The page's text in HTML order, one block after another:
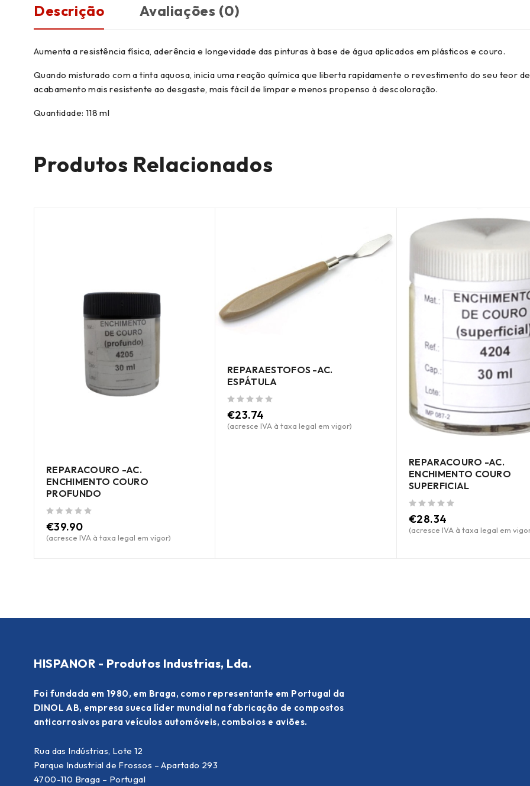
Descrição Avaliações (0)
Aumenta a resistência física, aderência e longevidade das pinturas à base de água aplicados em plásticos e couro.
Quando misturado com a tinta aquosa, inicia uma reação química que liberta rapidamente o revestimento do seu teor
acabamento mais resistente ao desgaste, mais fácil de limpar e menos propenso à descoloração.
Quantidade: 118 ml
Produtos Relacionados
REPARACOURO -AC.
ENCHIMENTO COURO
PROFUNDO
€39.90
(acresce IVA à taxa legal em vigor)
REPARAESTOFOS -AC.
ESPÁTULA
€23.74
(acresce IVA à taxa legal em vigor)
REPARACOURO -AC.
ENCHIMENTO COURO
SUPERFICIAL
€28.34
(acresce IVA à taxa legal em
HISPANOR - Produtos Industrias, Lda.
Foi fundada em 1980, em Braga, como representante em Portugal da
DINOL AB, empresa sueca líder mundial na fabricação de compostos
anticorrosivos para veículos automóveis, comboios e aviões.
Rua das Indústrias, Lote 12
Parque Industrial de Frossos – Apartado 293
4700-110 Braga – Portugal